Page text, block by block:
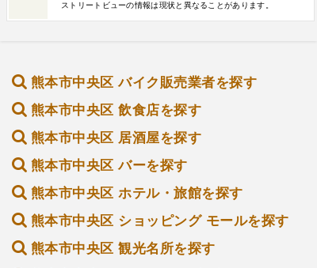
ストリートビューの情報は現状と異なることがあります。
熊本市中央区 バイク販売業者を探す
熊本市中央区 飲食店を探す
熊本市中央区 居酒屋を探す
熊本市中央区 バーを探す
熊本市中央区 ホテル・旅館を探す
熊本市中央区 ショッピング モールを探す
熊本市中央区 観光名所を探す